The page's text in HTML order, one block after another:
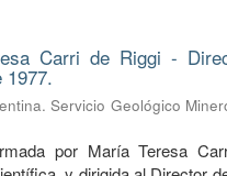
Carri de Riggi -
1977.
Servicio Geológico
por María Teresa